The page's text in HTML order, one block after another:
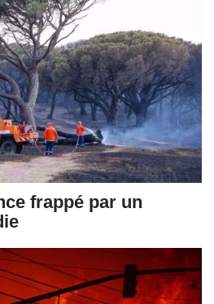
frappé par un